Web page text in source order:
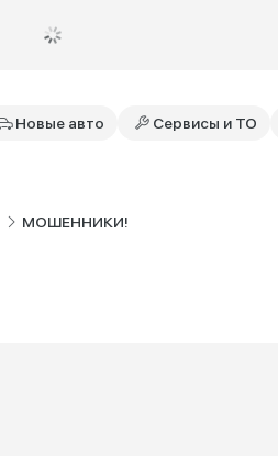
Новые авто Сервисы и ТО
МОШЕННИКИ!